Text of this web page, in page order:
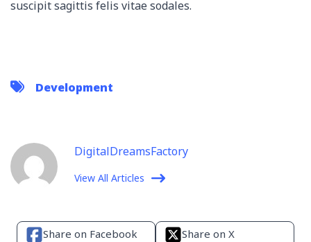
suscipit sagittis felis vitae sodales.
Development
DigitalDreamsFactory
View All Articles
Share on Facebook
Share on X